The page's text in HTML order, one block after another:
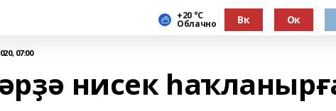
+20 °С
Облачно Вк Ок
07:00
нисек